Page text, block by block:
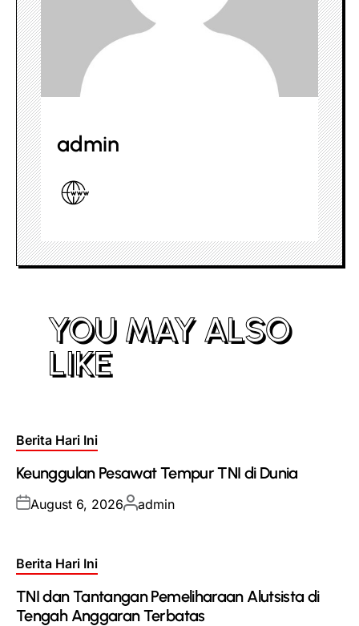
admin
YOU MAY ALSO
LIKE
Posted
Berita Hari Ini
Keunggulan Pesawat Tempur TNI di Dunia
Posted
August 6, 2026Posted
admin
Posted
Berita Hari Ini
TNI dan Tantangan Pemeliharaan Alutsista di
Tengah Anggaran Terbatas